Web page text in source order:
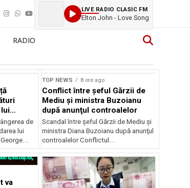
LIVE RADIO CLASIC FM
Elton John - Love Song
RADIO
de
lui
TOP NEWS 8 ore ago
Conflict între şeful Gărzii de
Mediu şi ministra Buzoianu
după anunţul controalelor
Scandal între şeful Gărzii de Mediu şi
ministra Diana Buzoianu după anunţul
controalelor Conflictul...
va